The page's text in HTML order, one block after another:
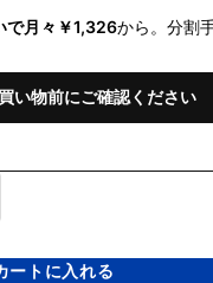
で月々￥1,326から。分割
い物前にご確認ください
ートに入れる